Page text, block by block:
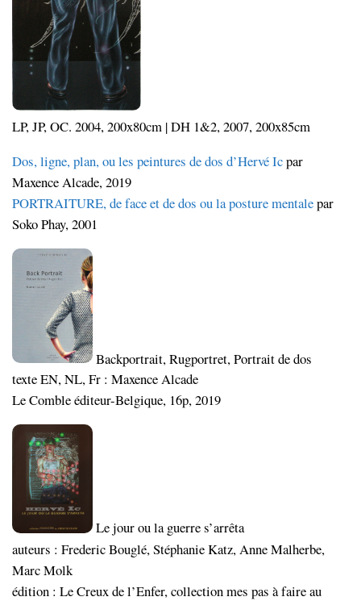
LP, JP, OC. 2004, 200x80cm | DH 1&2, 2007, 200x85cm
Dos, ligne, plan, ou les peintures de dos d’Hervé Icpar
Maxence Alcade, 2019
PORTRAITURE, de face et de dos ou la posture mentalepar
Soko Phay, 2001
Backportrait, Rugportret, Portrait de dos
texte EN, NL, Fr : Maxence Alcade
Le Comble éditeur-Belgique, 16p, 2019
Le jour ou la guerre s’arrêta
auteurs : Frederic Bouglé, Stéphanie Katz, Anne Malherbe,
Marc Molk
édition : Le Creux de l’Enfer, collection mes pas à faire au